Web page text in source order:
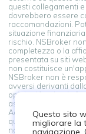
questi collegamenti
dovrebbero essere
raccomandazioni.
situazione
rischio. NSBroker
completezza o la
presentata su siti
non costituisce
NSBroker non è
avversi derivanti
opinioni fornite da
assumete la piena
Accedendo e
questa piattaforma,
non siete d'accordo
Questo sito
migliorare la
navigazione.